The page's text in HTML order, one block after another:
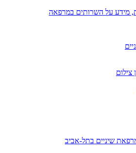
מידע על השרותים במרפאה
שיניים בתל-אביב